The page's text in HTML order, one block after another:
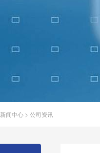
新闻中心 > 公司资讯